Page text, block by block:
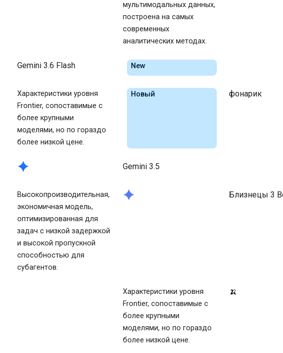
мультимодальных данных,
построена на самых
современных
аналитических методах.
Gemini 3.6 Flash New
Характеристики уровня
Frontier, сопоставимые с
более крупными
моделями, но по гораздо
более низкой цене.
Новый фонарик
spark Gemini 3.5
Высокопроизводительная,
экономичная модель,
оптимизированная для
задач с низкой задержкой
и высокой пропускной
способностью для
субагентов.
spark Близнецы 3
Характеристики уровня
Frontier, сопоставимые с
более крупными
моделями, но по гораздо
более низкой цене.
🍌